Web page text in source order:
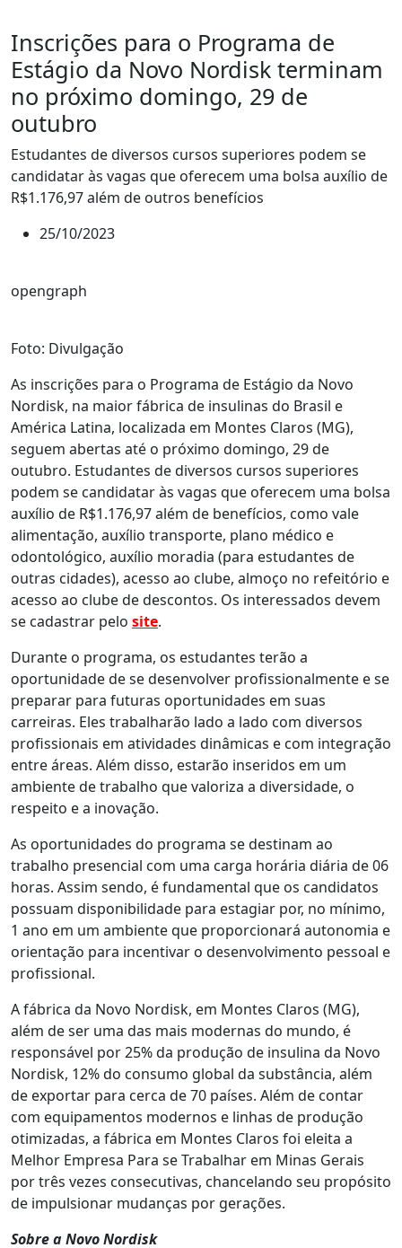
Inscrições para o Programa de
Estágio da Novo Nordisk terminam
no próximo domingo, 29 de
outubro
Estudantes de diversos cursos superiores podem se
candidatar às vagas que oferecem uma bolsa auxílio de
R$1.176,97 além de outros benefícios
25/10/2023
opengraph
Foto: Divulgação
As inscrições para o Programa de Estágio da Novo
Nordisk, na maior fábrica de insulinas do Brasil e
América Latina, localizada em Montes Claros (MG),
seguem abertas até o próximo domingo, 29 de
outubro. Estudantes de diversos cursos superiores
podem se candidatar às vagas que oferecem uma bolsa
auxílio de R$1.176,97 além de benefícios, como vale
alimentação, auxílio transporte, plano médico e
odontológico, auxílio moradia (para estudantes de
outras cidades), acesso ao clube, almoço no refeitório e
acesso ao clube de descontos. Os interessados devem
se cadastrar pelo site.
Durante o programa, os estudantes terão a
oportunidade de se desenvolver profissionalmente e se
preparar para futuras oportunidades em suas
carreiras. Eles trabalharão lado a lado com diversos
profissionais em atividades dinâmicas e com integração
entre áreas. Além disso, estarão inseridos em um
ambiente de trabalho que valoriza a diversidade, o
respeito e a inovação.
As oportunidades do programa se destinam ao
trabalho presencial com uma carga horária diária de 06
horas. Assim sendo, é fundamental que os candidatos
possuam disponibilidade para estagiar por, no mínimo,
1 ano em um ambiente que proporcionará autonomia e
orientação para incentivar o desenvolvimento pessoal e
profissional.
A fábrica da Novo Nordisk, em Montes Claros (MG),
além de ser uma das mais modernas do mundo, é
responsável por 25% da produção de insulina da Novo
Nordisk, 12% do consumo global da substância, além
de exportar para cerca de 70 países. Além de contar
com equipamentos modernos e linhas de produção
otimizadas, a fábrica em Montes Claros foi eleita a
Melhor Empresa Para se Trabalhar em Minas Gerais
por três vezes consecutivas, chancelando seu propósito
de impulsionar mudanças por gerações.
Sobre a Novo Nordisk